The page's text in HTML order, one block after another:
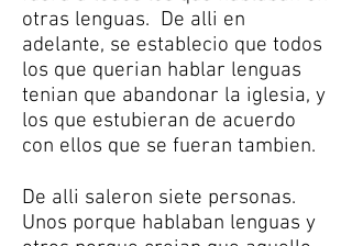
otras lenguas. De alli en
adelante, se establecio que todos
los que querian hablar lenguas
tenian que abandonar la iglesia, y
los que estubieran de acuerdo
con ellos que se fueran tambien.
De alli saleron siete personas.
Unos porque hablaban lenguas y